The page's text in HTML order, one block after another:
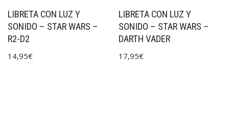
LIBRETA CON LUZ Y
SONIDO – STAR WARS –
R2-D2
14,95€
LIBRETA CON LUZ Y
SONIDO – STAR WARS –
DARTH VADER
17,95€